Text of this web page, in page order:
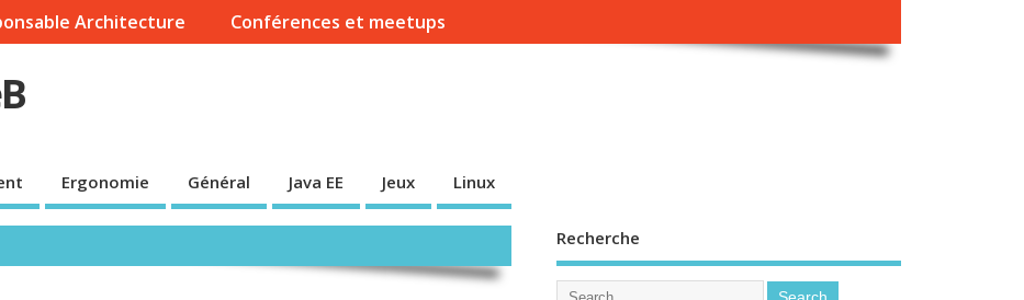
Architecture Conférences et meetups
Ergonomie Général Java EE Jeux Linux
Recherche